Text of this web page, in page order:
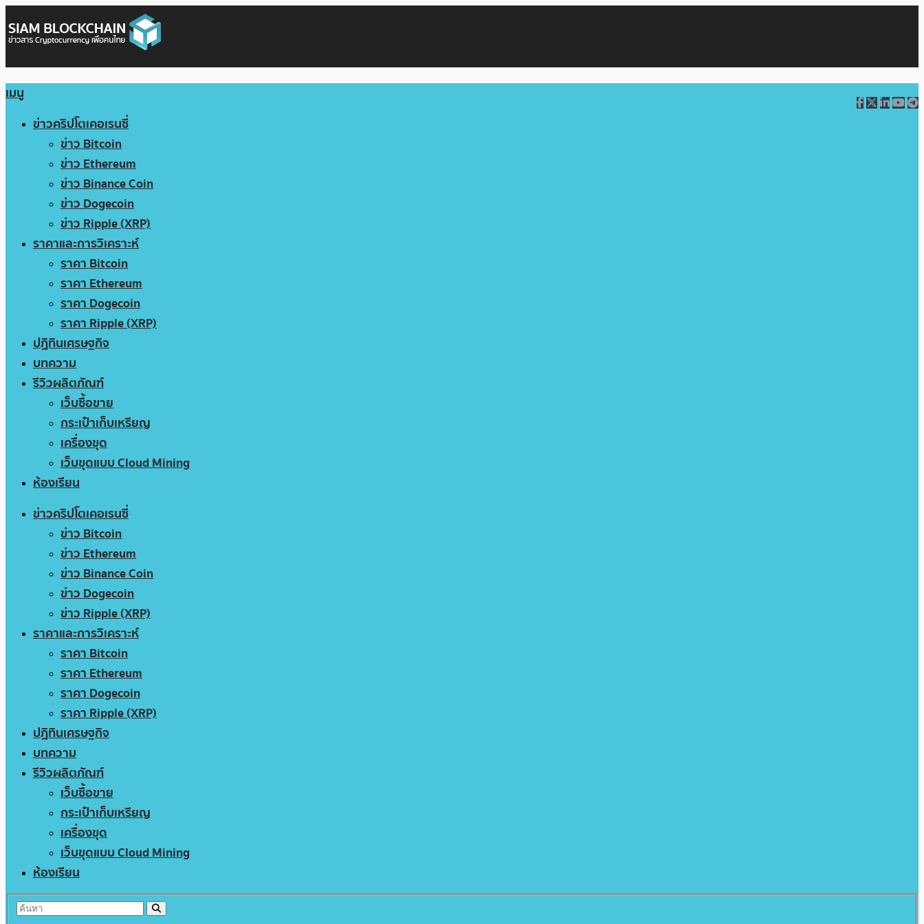
เมนู
ข่าวคริปโตเคอเรนซี่
ข่าว Bitcoin
ข่าว Ethereum
ข่าว Binance Coin
ข่าว Dogecoin
ข่าว Ripple (XRP)
ราคาและการวิเคราะห์
ราคา Bitcoin
ราคา Ethereum
ราคา Dogecoin
ราคา Ripple (XRP)
ปฏิทินเศรษฐกิจ
บทความ
รีวิวผลิตภัณฑ์
เว็บซื้อขาย
กระเป๋าเก็บเหรียญ
เครื่องขุด
เว็บขุดแบบ Cloud Mining
ห้องเรียน
ข่าวคริปโตเคอเรนซี่
ข่าว Bitcoin
ข่าว Ethereum
ข่าว Binance Coin
ข่าว Dogecoin
ข่าว Ripple (XRP)
ราคาและการวิเคราะห์
ราคา Bitcoin
ราคา Ethereum
ราคา Dogecoin
ราคา Ripple (XRP)
ปฏิทินเศรษฐกิจ
บทความ
รีวิวผลิตภัณฑ์
เว็บซื้อขาย
กระเป๋าเก็บเหรียญ
เครื่องขุด
เว็บขุดแบบ Cloud Mining
ห้องเรียน